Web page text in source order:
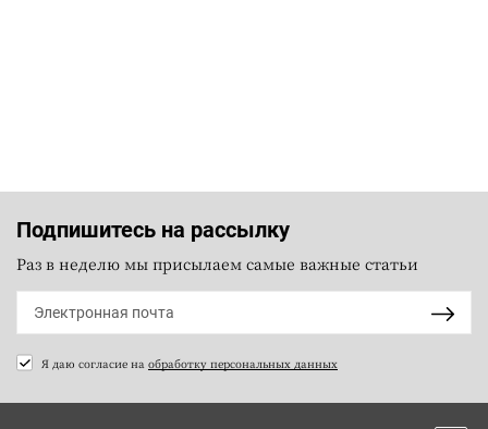
Подпишитесь на рассылку
Раз в неделю мы присылаем самые важные статьи
Я даю согласие на обработку персональных данных